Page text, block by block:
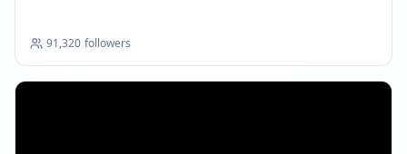
91,320 followers